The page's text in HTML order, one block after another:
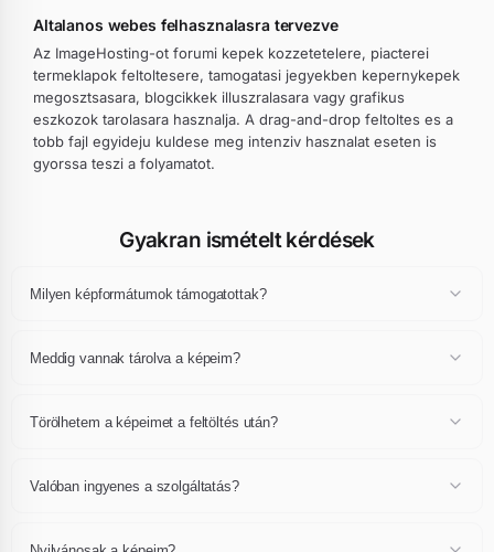
Altalanos webes felhasznalasra tervezve
Az ImageHosting-ot forumi kepek kozzetetelere, piacterei
termeklapok feltoltesere, tamogatasi jegyekben kepernykepek
megosztsasara, blogcikkek illuszralasara vagy grafikus
eszkozok tarolasara hasznalja. A drag-and-drop feltoltes es a
tobb fajl egyideju kuldese meg intenziv hasznalat eseten is
gyorssa teszi a folyamatot.
Gyakran ismételt kérdések
Milyen képformátumok támogatottak?
WebP, SVG, BMP, TIFF, AVIF, HEIF/HEIC. A maximális méret
Meddig vannak tárolva a képeim?
töröljük a képeidet, amennyiben megfelelnek a felhasználási
Törölhetem a képeimet a feltöltés után?
is léphetsz velünk a képeid törléséhez.
Valóban ingyenes a szolgáltatás?
sávszélesség korlátozás és reklámok nélkül a képeiden.